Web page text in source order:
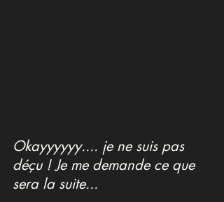
Okayyyyyy.... je ne suis pas
déçu ! Je me demande ce que
sera la suite...